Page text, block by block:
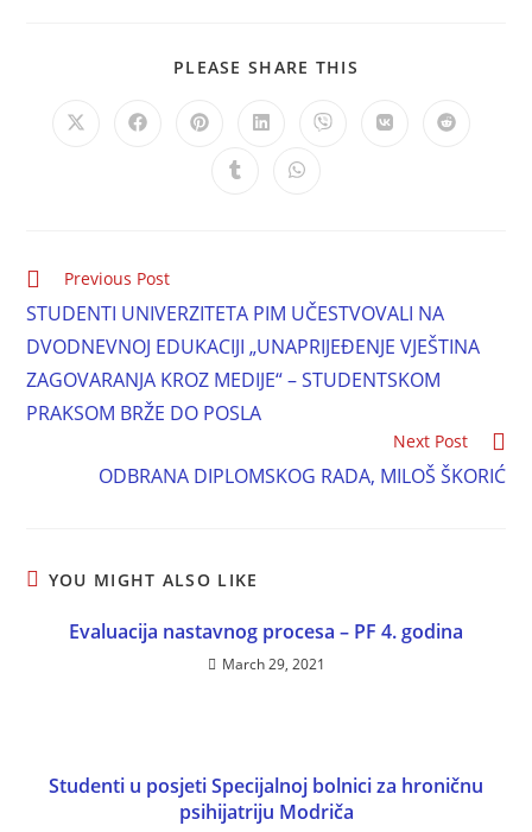
PLEASE SHARE THIS
Previous Post
STUDENTI UNIVERZITETA PIM UČESTVOVALI NA
DVODNEVNOJ EDUKACIJI „UNAPRIJEĐENJE VJEŠTINA
ZAGOVARANJA KROZ MEDIJE“ – STUDENTSKOM
PRAKSOM BRŽE DO POSLA
Next Post
ODBRANA DIPLOMSKOG RADA, MILOŠ ŠKORIĆ
YOU MIGHT ALSO LIKE
Evaluacija nastavnog procesa – PF 4. godina
March 29, 2021
Studenti u posjeti Specijalnoj bolnici za hroničnu
psihijatriju Modriča